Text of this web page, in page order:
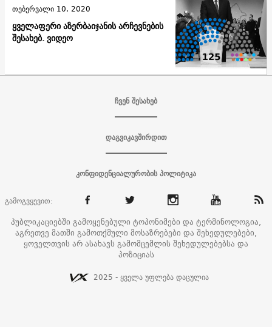
ყველაფერი აზერბაიჯანის არჩევნების
შესახებ. ვიდეო
თებერვალი 10, 2020
ჩვენ შესახებ
დაგვიკავშირდით
კონფიდენციალურობის პოლიტიკა
გამოგვყევით:
პუბლიკაციებში გამოყენებული ტოპონიმები და ტერმინოლოგია,
აგრეთვე მათში გამოთქმული მოსაზრებები და შეხედულებები,
ყოველთვის არ ასახავს გამომცემლის შეხედულებებსა და
პოზიციას
2025 - ყველა უფლება დაცულია